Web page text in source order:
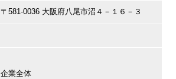
〒581-0036 大阪府八尾市沼４－１６－３
企業全体